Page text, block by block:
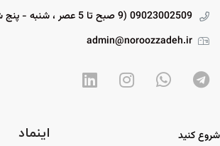
09023002509 (9 صبح تا 5 عصر ، شنبه - پنج شنبه)
admin@noroozzadeh.ir
شروع کنید
اینماد